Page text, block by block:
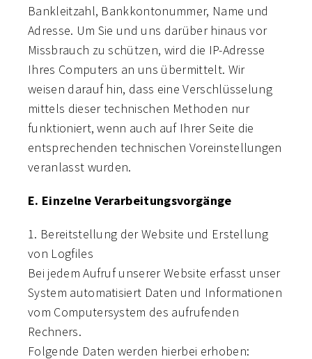
Bankleitzahl, Bankkontonummer, Name und
Adresse. Um Sie und uns darüber hinaus vor
Missbrauch zu schützen, wird die IP-Adresse
Ihres Computers an uns übermittelt. Wir
weisen darauf hin, dass eine Verschlüsselung
mittels dieser technischen Methoden nur
funktioniert, wenn auch auf Ihrer Seite die
entsprechenden technischen Voreinstellungen
veranlasst wurden.
E. Einzelne Verarbeitungsvorgänge
1. Bereitstellung der Website und Erstellung
von Logfiles
Bei jedem Aufruf unserer Website erfasst unser
System automatisiert Daten und Informationen
vom Computersystem des aufrufenden
Rechners.
Folgende Daten werden hierbei erhoben: